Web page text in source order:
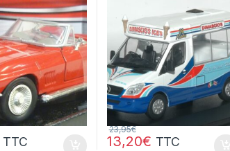
TTC 13,20€
23,95€
TTC